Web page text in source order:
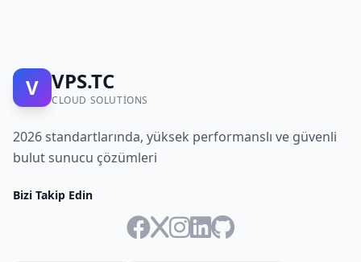
V VPS.TC
CLOUD SOLUTIONS
2026 standartlarında, yüksek performanslı ve güvenli
bulut sunucu çözümleri
Bizi Takip Edin